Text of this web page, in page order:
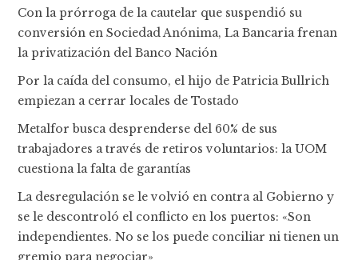
Con la prórroga de la cautelar que suspendió su
conversión en Sociedad Anónima, La Bancaria frenan
la privatización del Banco Nación
Por la caída del consumo, el hijo de Patricia Bullrich
empiezan a cerrar locales de Tostado
Metalfor busca desprenderse del 60% de sus
trabajadores a través de retiros voluntarios: la UOM
cuestiona la falta de garantías
La desregulación se le volvió en contra al Gobierno y
se le descontroló el conflicto en los puertos: «Son
independientes. No se los puede conciliar ni tienen un